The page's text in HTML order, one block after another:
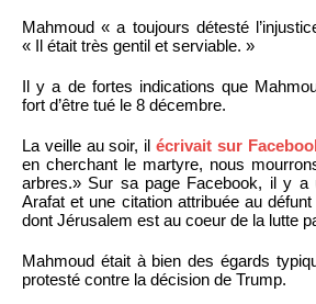
Mahmoud « a toujours détesté
« Il était très gentil et serviable. »
Il y a de fortes indications que
fort d’être tué le 8 décembre.
La veille au soir, ilécrivait sur
en cherchant le martyre, nous
arbres.» Sur sa page Facebook, il y a
Arafat et une citation attribuée au
dont Jérusalem est au coeur de la lutte
Mahmoud était à bien des égards
protesté contre la décision de Trump.